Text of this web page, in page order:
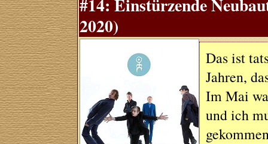
#14: Einstürzende
2020)
Das ist
Jahren,
Im Mai
und ich